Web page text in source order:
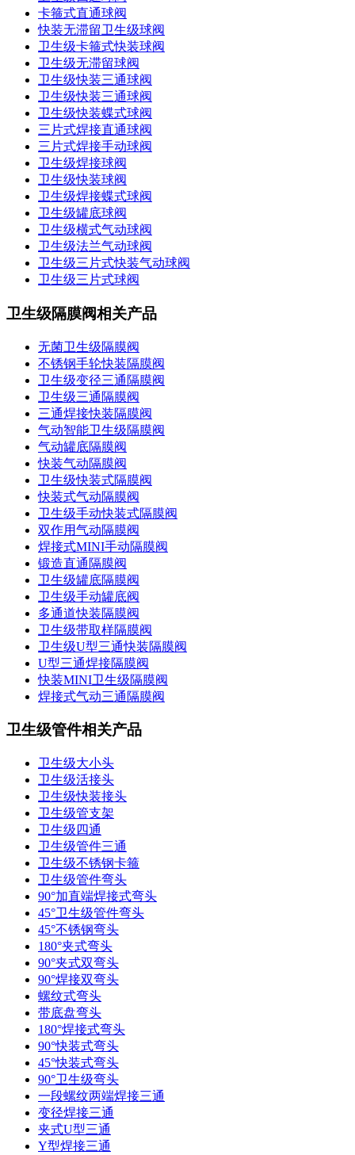
卡箍式直通球阀
快装无滞留卫生级球阀
卫生级卡箍式快装球阀
卫生级无滞留球阀
卫生级快装三通球阀
卫生级快装三通球阀
卫生级快装蝶式球阀
三片式焊接直通球阀
三片式焊接手动球阀
卫生级焊接球阀
卫生级快装球阀
卫生级焊接蝶式球阀
卫生级罐底球阀
卫生级横式气动球阀
卫生级法兰气动球阀
卫生级三片式快装气动球阀
卫生级三片式球阀
卫生级隔膜阀相关产品
无菌卫生级隔膜阀
不锈钢手轮快装隔膜阀
卫生级变径三通隔膜阀
卫生级三通隔膜阀
三通焊接快装隔膜阀
气动智能卫生级隔膜阀
气动罐底隔膜阀
快装气动隔膜阀
卫生级快装式隔膜阀
快装式气动隔膜阀
卫生级手动快装式隔膜阀
双作用气动隔膜阀
焊接式MINI手动隔膜阀
锻造直通隔膜阀
卫生级罐底隔膜阀
卫生级手动罐底阀
多通道快装隔膜阀
卫生级带取样隔膜阀
卫生级U型三通快装隔膜阀
U型三通焊接隔膜阀
快装MINI卫生级隔膜阀
焊接式气动三通隔膜阀
卫生级管件相关产品
卫生级大小头
卫生级活接头
卫生级快装接头
卫生级管支架
卫生级四通
卫生级管件三通​
卫生级不锈钢卡箍
卫生级管件弯头
90°加直端焊接式弯头
45°卫生级管件弯头
45°不锈钢弯头
180°夹式弯头
90°夹式双弯头
90°焊接双弯头
螺纹式弯头
带底盘弯头
180°焊接式弯头
90°快装式弯头
45°快装式弯头
90°卫生级弯头
一段螺纹两端焊接三通
变径焊接三通
夹式U型三通
Y型焊接三通